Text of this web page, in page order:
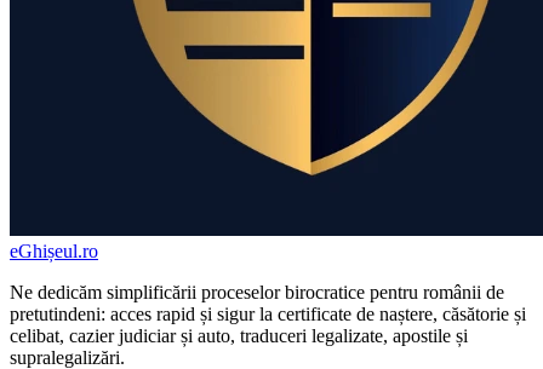
eGhișeul.ro
Ne dedicăm simplificării proceselor birocratice pentru românii de
pretutindeni: acces rapid și sigur la certificate de naștere, căsătorie și
celibat, cazier judiciar și auto, traduceri legalizate, apostile și
supralegalizări.